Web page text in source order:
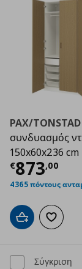
PAX/TONSTAD
συνδυασμός
150x60x236 cm
€873,00
4365 πόντους
Προσθήκη στο
Σύγκριση